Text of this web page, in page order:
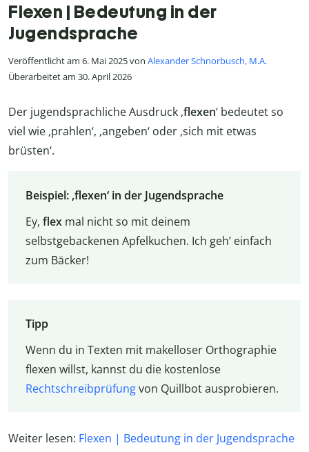
Flexen | Bedeutung in der
Jugendsprache
Veröffentlicht am 6. Mai 2025 von Alexander Schnorbusch, M.A.
Überarbeitet am 30. April 2026
Der jugendsprachliche Ausdruck ‚flexen‘ bedeutet so
viel wie ‚prahlen‘, ‚angeben‘ oder ‚sich mit etwas
brüsten‘.
Beispiel: ‚flexen‘ in der Jugendsprache
Ey, flexmal nicht so mit deinem
selbstgebackenen Apfelkuchen. Ich geh’ einfach
zum Bäcker!
Tipp
Wenn du in Texten mit makelloser Orthographie
flexen willst, kannst du die kostenlose
Rechtschreibprüfungvon Quillbot ausprobieren.
Weiter lesen: Flexen | Bedeutung in der Jugendsprache